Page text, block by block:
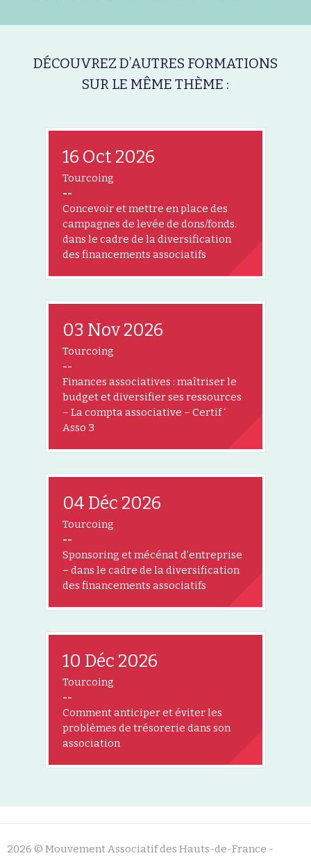
DÉCOUVREZ D’AUTRES FORMATIONS
SUR LE MÊME THÈME :
16 Oct 2026
Tourcoing
--
Concevoir et mettre en place des
campagnes de levée de dons/fonds.
dans le cadre de la diversification
des financements associatifs
03 Nov 2026
Tourcoing
--
Finances associatives : maîtriser le
budget et diversifier ses ressources
– La compta associative – Certif ‘
Asso 3
04 Déc 2026
Tourcoing
--
Sponsoring et mécénat d’entreprise
– dans le cadre de la diversification
des financements associatifs
10 Déc 2026
Tourcoing
--
Comment anticiper et éviter les
problèmes de trésorerie dans son
association
2026 © Mouvement Associatif des Hauts-de-France -